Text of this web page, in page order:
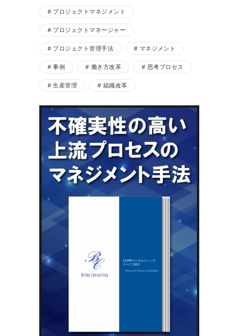
プロジェクトマネジメント
プロジェクトマネージャー
プロジェクト管理手法 マネジメント
事例 働き方改革 思考プロセス
生産管理 組織改革